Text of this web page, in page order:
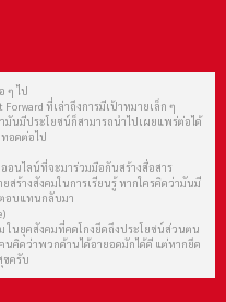
ๆ ไป
ที่เล่าถึงการมีเป้าหมายเล็ก ๆ
มันมีประโยชน์ก็สามารถนำไปเผยแพร่ต่อได้
อดต่อไป
ออนไลน์ที่จะมาร่วมมือกันสร้างสื่อสาร
สร้างสังคมในการเรียนรู้ หากใครคิดว่ามันมี
ตอบแทนกลับมา
ในยุคสังคมที่คดโกงยึดถึงประโยชน์ส่วนตน
คิดว่าพวกด้านได้อายอดมักได้ดี แต่หากยึด
ขครับ